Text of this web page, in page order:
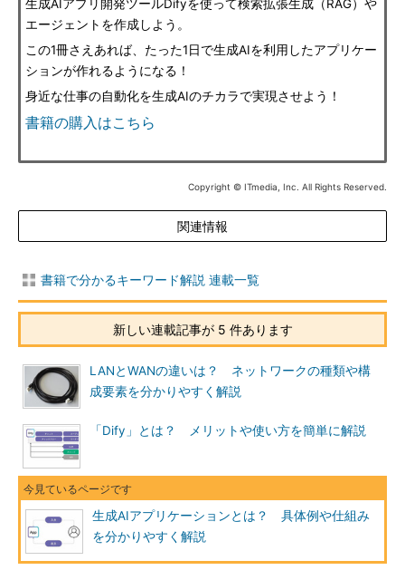
生成AIアプリ開発ツールDifyを使って検索拡張生成（RAG）や
エージェントを作成しよう。
この1冊さえあれば、たった1日で生成AIを利用したアプリケー
ションが作れるようになる！
身近な仕事の自動化を生成AIのチカラで実現させよう！
書籍の購入はこちら
Copyright © ITmedia, Inc. All Rights Reserved.
関連情報
書籍で分かるキーワード解説 連載一覧
新しい連載記事が 5 件あります
LANとWANの違いは？ ネットワークの種類や構
成要素を分かりやすく解説
「Dify」とは？ メリットや使い方を簡単に解説
生成AIアプリケーションとは？ 具体例や仕組み
を分かりやすく解説